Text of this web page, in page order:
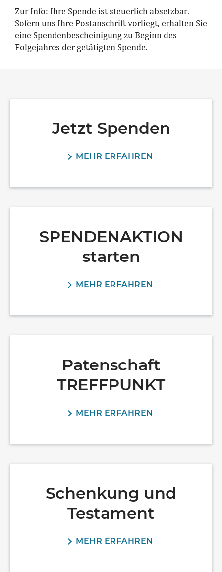
Zur Info: Ihre Spende ist steuerlich absetzbar.
Sofern uns Ihre Postanschrift vorliegt, erhalten Sie
eine Spendenbescheinigung zu Beginn des
Folgejahres der getätigten Spende.
Jetzt Spenden
MEHR ERFAHREN
SPENDENAKTION
starten
MEHR ERFAHREN
Patenschaft
TREFFPUNKT
MEHR ERFAHREN
Schenkung und
Testament
MEHR ERFAHREN